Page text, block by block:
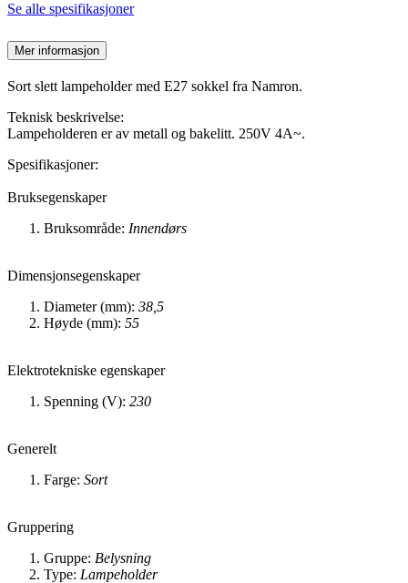
Se alle spesifikasjoner
Mer informasjon
Sort slett lampeholder med E27 sokkel fra Namron.
Teknisk beskrivelse:
Lampeholderen er av metall og bakelitt. 250V 4A~.
Spesifikasjoner:
Bruksegenskaper
Bruksområde: Innendørs
Dimensjonsegenskaper
Diameter (mm): 38,5
Høyde (mm): 55
Elektrotekniske egenskaper
Spenning (V): 230
Generelt
Farge: Sort
Gruppering
Gruppe: Belysning
Type: Lampeholder